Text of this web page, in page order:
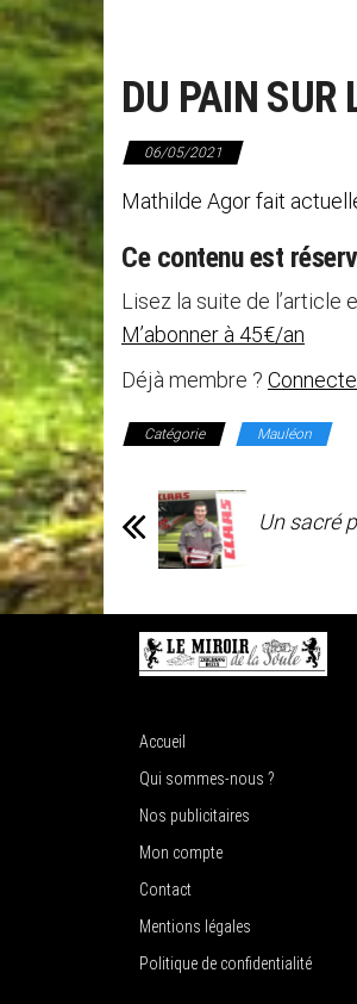
DU PAIN SUR
06/05/2021
Mathilde Agor fait
Ce contenu est
Lisez la suite de l’article
M’abonner à 45€/an
Déjà membre ?
Catégorie Mauléon
Un sacré
Accueil
Qui sommes-nous ?
Nos publicitaires
Mon compte
Contact
Mentions légales
Politique de confidentialité